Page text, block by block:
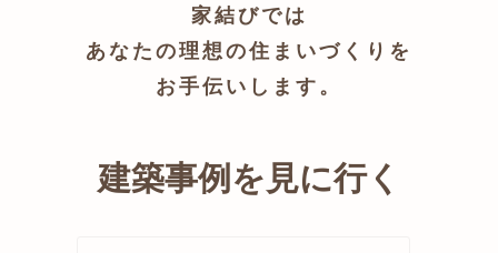
家結びでは
あなたの理想の住まいづくりを
お手伝いします。
建築事例を見に行く